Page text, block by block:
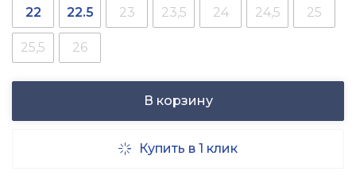
22 22.5 23 23,5 24 24,5 25
25,5 26
В корзину
 Купить в 1 клик